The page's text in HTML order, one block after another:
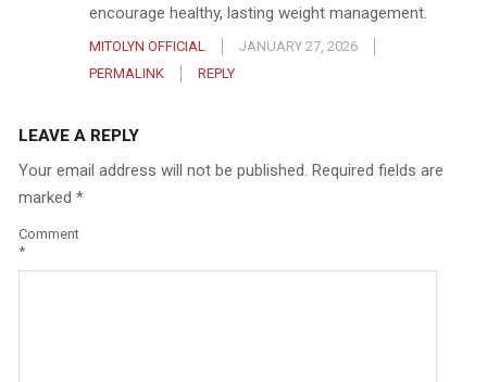
encourage healthy, lasting weight management.
MITOLYN OFFICIAL
JANUARY 27, 2026
PERMALINK
REPLY
LEAVE A REPLY
Your email address will not be published. Required fields are
marked *
Comment
*